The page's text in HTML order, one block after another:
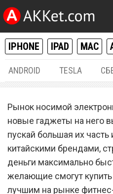
IPHONE IPAD MAC
ANDROID TESLA
Xiaomi Mi
удивил всех
Рынок носимой
новые гаджеты на него
пускай большая их
китайскими брендами,
деньги максимально
желающие смогут
лучшим на рынке